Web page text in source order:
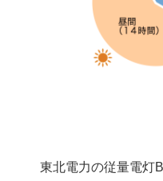
東北電力の従量電灯